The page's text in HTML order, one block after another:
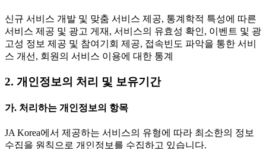
신규 서비스 개발 및 맞춤 서비스 제공, 통계학적 특성에 따른
서비스 제공 및 광고 게재, 서비스의 유효성 확인, 이벤트 및 광
고성 정보 제공 및 참여기회 제공, 접속빈도 파악을 통한 서비
스 개선, 회원의 서비스 이용에 대한 통계
2. 개인정보의 처리 및 보유기간
가. 처리하는 개인정보의 항목
JA Korea에서 제공하는 서비스의 유형에 따라 최소한의 정보
수집을 원칙으로 개인정보를 수집하고 있습니다.